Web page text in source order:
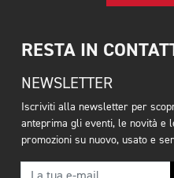
RESTA IN
NEWSLETTER
Iscriviti alla newsletter per
anteprima gli eventi, le novità e
promozioni su nuovo, usato e